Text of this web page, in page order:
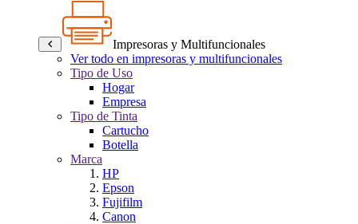
Impresoras y Multifuncionales
Ver todo en impresoras y multifuncionales
Tipo de Uso
Hogar
Empresa
Tipo de Tinta
Cartucho
Botella
Marca
HP
Epson
Fujifilm
Canon